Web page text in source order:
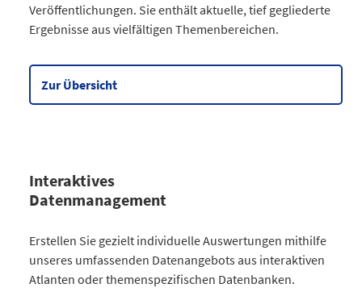
Datentabelle zum Diagramm
Bevölkerung 30
Gesellschaft 64
Veröffentlichungen. Sie enthält aktuelle, tief gegliederte
Ergebnisse aus vielfältigen Themenbereichen.
Zur Übersicht
Interaktives
Datenmanagement
Kategorie
Atlanten
Kommunales
3
Gesellschaftliches2
Erstellen Sie gezielt individuelle Auswertungen mithilfe
unseres umfassenden Datenangebots aus interaktiven
Atlanten oder themenspezifischen Datenbanken.